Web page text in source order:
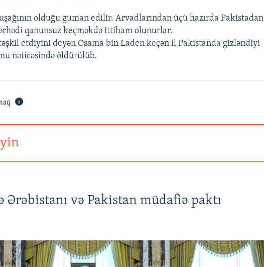
olduğu guman edilir. Arvadlarından üçü hazırda Pakistadan
qanunsuz keçməkdə ittiham olunurlar.
etdiyini deyən Osama bin Laden keçən il Pakistanda gizləndiyi
nəticəsində öldürülüb.
Ərəbistanı və Pakistan müdafiə paktı